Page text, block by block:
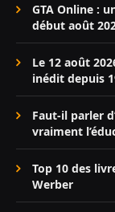
GTA Online :
début août
Le 12 août
inédit depuis
Faut-il parler
vraiment
Top 10 des
Werber